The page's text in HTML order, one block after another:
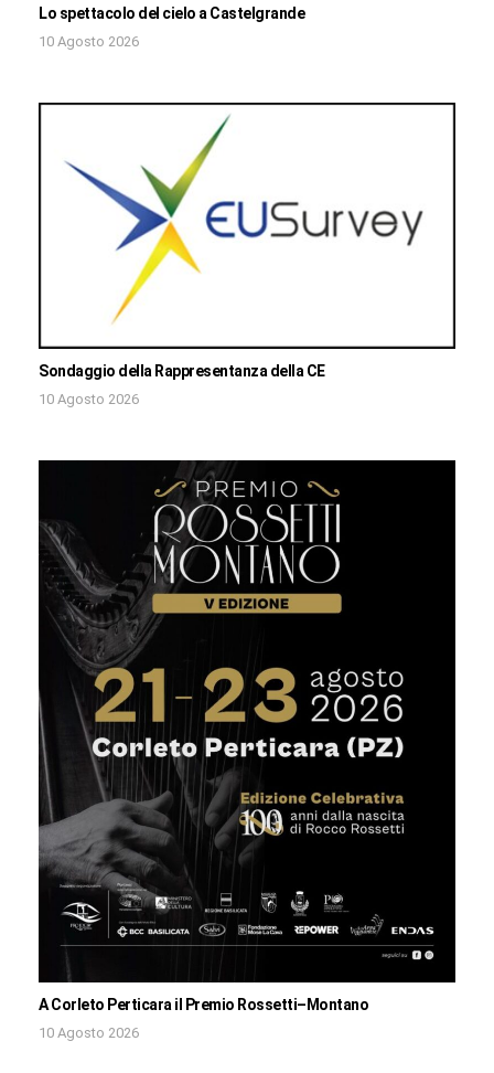
Lo spettacolo del cielo a Castelgrande
10 Agosto 2026
Sondaggio della Rappresentanza della CE
10 Agosto 2026
A Corleto Perticara il Premio Rossetti–Montano
10 Agosto 2026